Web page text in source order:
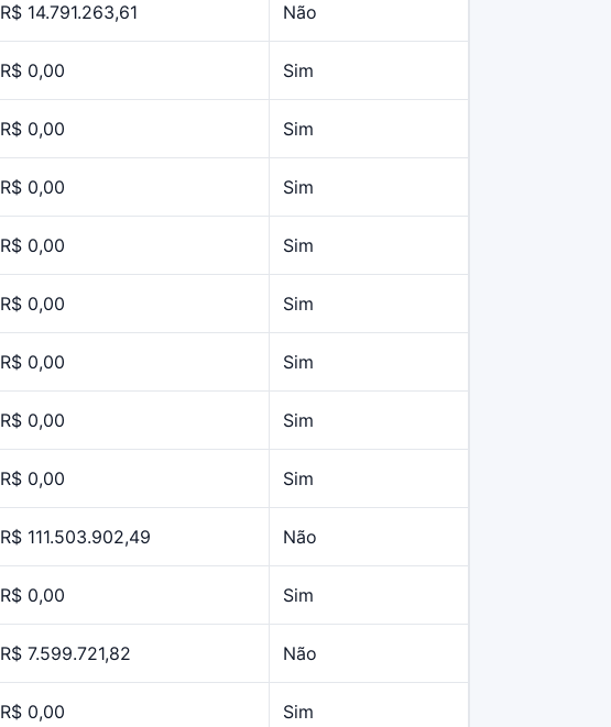
R$ 14.791.263,61 Não
R$ 0,00 Sim
R$ 0,00 Sim
R$ 0,00 Sim
R$ 0,00 Sim
R$ 0,00 Sim
R$ 0,00 Sim
R$ 0,00 Sim
R$ 0,00 Sim
R$ 111.503.902,49 Não
R$ 0,00 Sim
R$ 7.599.721,82 Não
R$ 0,00 Sim